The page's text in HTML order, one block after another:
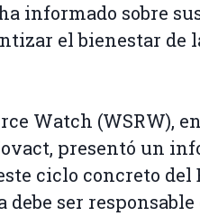
informado sobre
el bienestar de
Watch (WSRW),
presentó un
ciclo concreto del
debe ser responsable